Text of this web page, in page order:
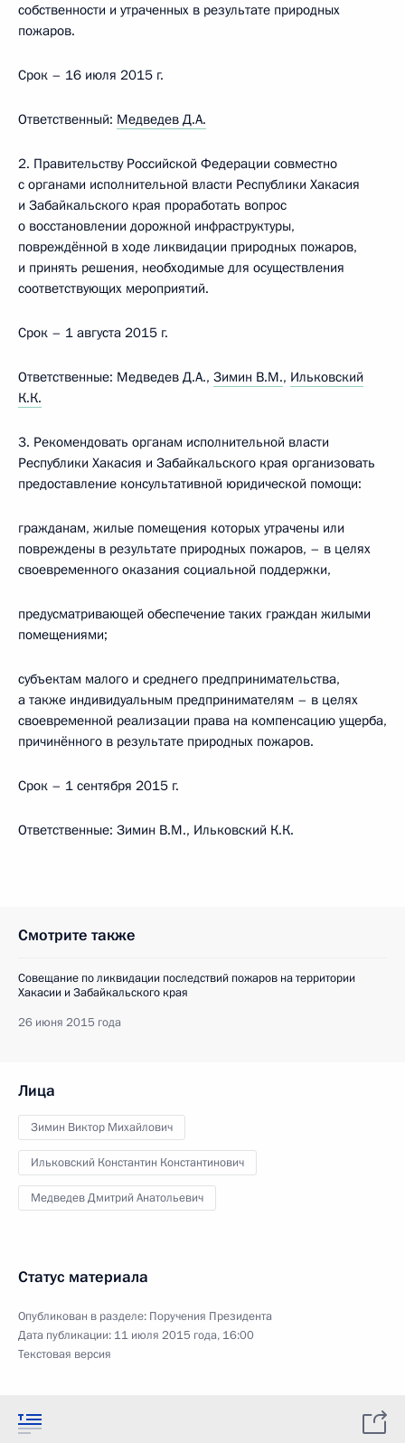
собственности и утраченных в результате природных
пожаров.
Срок – 16 июля 2015 г.
Ответственный: Медведев Д.А.
2. Правительству Российской Федерации совместно
с органами исполнительной власти Республики Хакасия
и Забайкальского края проработать вопрос
о восстановлении дорожной инфраструктуры,
повреждённой в ходе ликвидации природных пожаров,
и принять решения, необходимые для осуществления
соответствующих мероприятий.
Срок – 1 августа 2015 г.
Ответственные: Медведев Д.А., Зимин В.М., Ильковский
К.К.
3. Рекомендовать органам исполнительной власти
Республики Хакасия и Забайкальского края организовать
предоставление консультативной юридической помощи:
гражданам, жилые помещения которых утрачены или
повреждены в результате природных пожаров, – в целях
своевременного оказания социальной поддержки,
предусматривающей обеспечение таких граждан жилыми
помещениями;
субъектам малого и среднего предпринимательства,
а также индивидуальным предпринимателям – в целях
своевременной реализации права на компенсацию ущерба,
причинённого в результате природных пожаров.
Срок – 1 сентября 2015 г.
Ответственные: Зимин В.М., Ильковский К.К.
Смотрите также
Совещание по ликвидации последствий пожаров на территории
Хакасии и Забайкальского края
26 июня 2015 года
Лица
Зимин Виктор Михайлович
Ильковский Константин Константинович
Медведев Дмитрий Анатольевич
Статус материала
Опубликован в разделе: Поручения Президента
Дата публикации: 11 июля 2015 года, 16:00
Текстовая версия